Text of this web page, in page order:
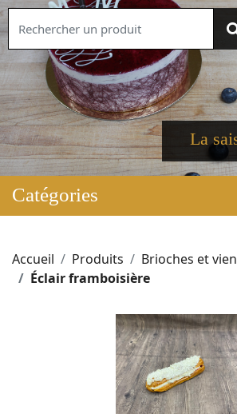
La
Catégories
Accueil Produits
Brioches et
Éclair framboisière